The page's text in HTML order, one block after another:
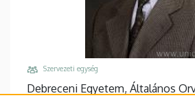
Szervezeti egység
Debreceni Egyetem, Általános